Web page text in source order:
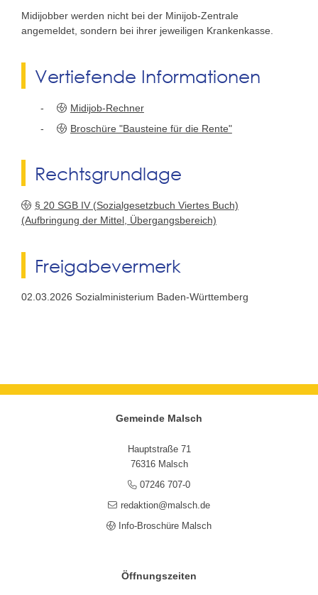
Midijobber werden nicht bei der Minijob-Zentrale
angemeldet, sondern bei ihrer jeweiligen Krankenkasse.
Vertiefende Informationen
Midijob-Rechner
Broschüre "Bausteine für die Rente"
Rechtsgrundlage
§ 20 SGB IV (Sozialgesetzbuch Viertes Buch)
(Aufbringung der Mittel, Übergangsbereich)
Freigabevermerk
02.03.2026 Sozialministerium Baden-Württemberg
Gemeinde Malsch
Hauptstraße 71
76316 Malsch
07246 707-0
redaktion@malsch.de
Info-Broschüre Malsch
Öffnungszeiten